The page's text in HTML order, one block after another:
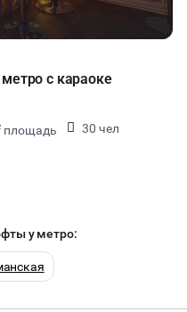
с караоке
площадь
30 чел
у метро: